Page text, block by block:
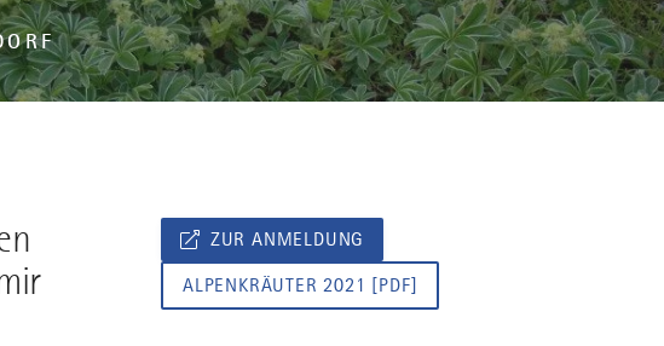
ZUR ANMELDUNG
ALPENKRÄUTER 2021 [PDF]